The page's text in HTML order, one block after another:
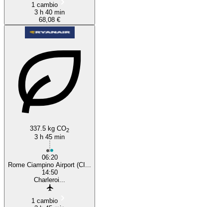
1 cambio
3 h 40 min
68,08 €
337.5 kg CO2
3 h 45 min
06:20
Rome Ciampino Airport (CI...
14:50
Charleroi...
1 cambio